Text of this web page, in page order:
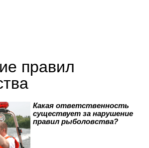
правил
Какая ответственность
существует за нарушение
правил рыболовства?